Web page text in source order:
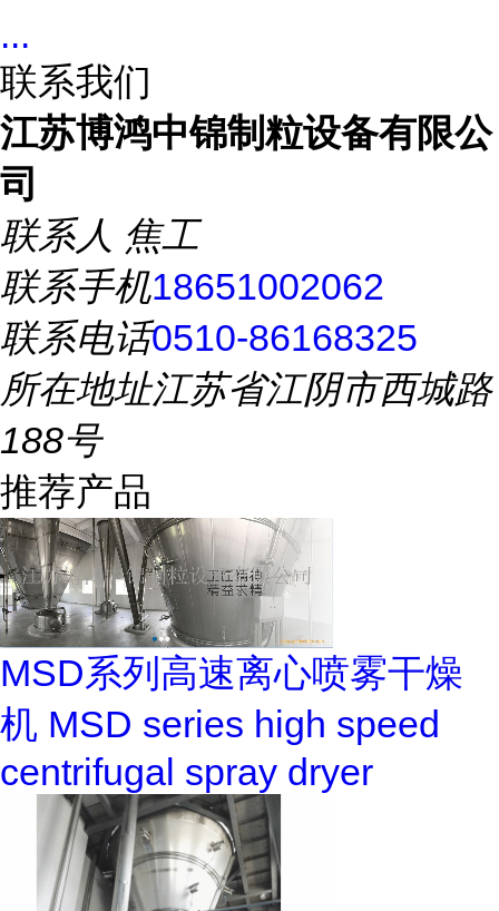
...
联系我们
江苏博鸿中锦制粒设备有限公
司
联系人 焦工
联系手机18651002062
联系电话0510-86168325
所在地址江苏省江阴市西城路
188号
推荐产品
MSD系列高速离心喷雾干燥
机 MSD series high speed
centrifugal spray dryer